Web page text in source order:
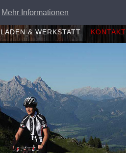
Mehr Informationen
LADEN & WERKSTATT KONTAKT